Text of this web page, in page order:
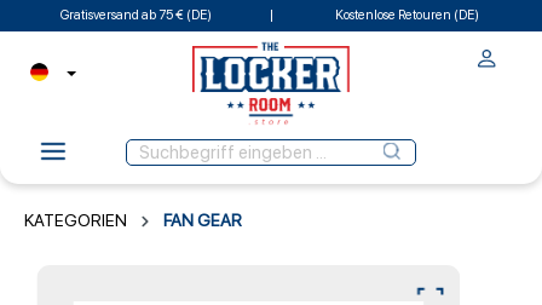
Gratisversand ab 75 € (DE) Kostenlose Retouren (DE)
KATEGORIEN FAN GEAR